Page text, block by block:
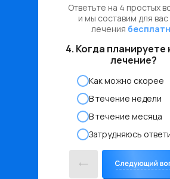
Ответьте на 4 простых
и мы составим для вас
лечения
Как можно скорее
В течение недели
В течение месяца
Затрудняюсь
4. Когда планируете
лечение?